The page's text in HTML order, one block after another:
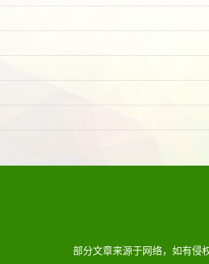
部分文章来源于网络，如有侵